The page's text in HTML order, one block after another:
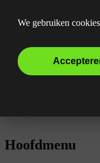
Wat is de
Hoofdmenu
We gebruiken